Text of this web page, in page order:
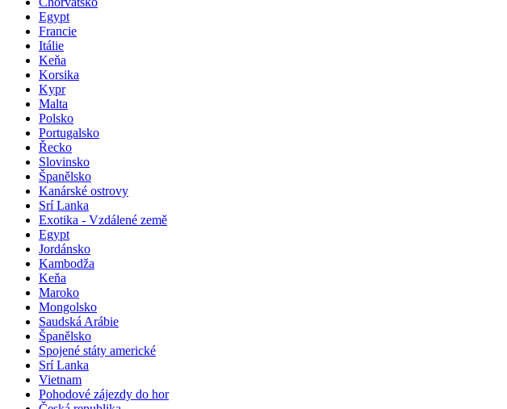
Egypt
Francie
Itálie
Keňa
Korsika
Kypr
Malta
Polsko
Portugalsko
Řecko
Slovinsko
Španělsko
Kanárské ostrovy
Srí Lanka
Exotika - Vzdálené země
Egypt
Jordánsko
Kambodža
Keňa
Maroko
Mongolsko
Saudská Arábie
Španělsko
Spojené státy americké
Srí Lanka
Vietnam
Pohodové zájezdy do hor